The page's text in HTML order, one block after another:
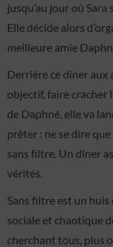
jusqu’au jour où
Elle décide alors
meilleure amie
Derrière ce dîner aux
objectif, faire cracher
de Daphné, elle va
prêter : ne se dire que
sans filtre. Un dîner
vérités.
Sans filtre est un huis
sociale et chaotique
cherchant tous, plus